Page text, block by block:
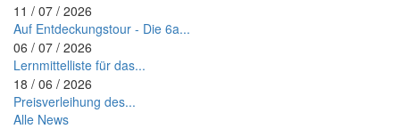
11 / 07 / 2026
Auf Entdeckungstour - Die 6a...
06 / 07 / 2026
Lernmittelliste für das...
18 / 06 / 2026
Preisverleihung des...
Alle News